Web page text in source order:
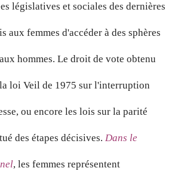
législatives et sociales des dernières
aux femmes d'accéder à des sphères
hommes. Le droit de vote obtenu
loi Veil de 1975 sur l'interruption
ou encore les lois sur la parité
des étapes décisives. Dans le
, les femmes représentent